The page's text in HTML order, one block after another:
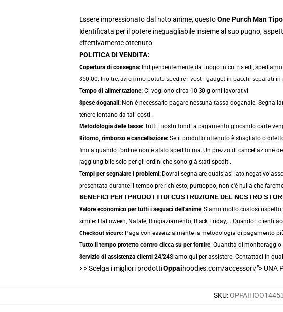
Essere impressionato dal noto anime, questoOne Punch Man
Identificata per il potere ineguagliabile insieme al suo pugno,
effettivamente ottenuto.
POLITICA DI VENDITA:
Copertura di consegna: Indipendentemente dal luogo in cui risiedi,
$50.00. Inoltre, avremmo potuto spedire i vostri gadget in pacchi separati
Tempo di alimentazione: Ci vogliono circa 10-30 giorni lavorativi
Spese doganali: Non è necessario pagare nessuna tassa doganale.
tenere lontano da tali costi.
Metodologia delle tasse: Tutti i nostri fondi a pagamento giocando carte
Ritorno, rimborso e cancellazione: Se il prodotto ottenuto è sbagliato o
fino a quando l'ordine non è stato spedito ma. Un prezzo di cancellazione
raggiungibile solo per gli ordini che sono già stati spediti.
Tempi per segnalare i problemi: Dovrai segnalare qualsiasi lato negativo
presentata durante il tempo pre-richiesto, purtroppo, non c'è nulla che
BENEFICI PER I PRODOTTI DI COSTRUZIONE DEL NOSTRO
Valore economico per tutti i seguaci dell'anime: Siamo molto costosi rispetto
simile: Halloween, Natale, Ringraziamento, Black Friday,... Quando i clienti
Checkout sicuro: Paga con essenzialmente la metodologia di pagamento
Tutto il tempo protetto contro clicca su per fornire: Quantità di monitoraggio
Servizio di assistenza clienti 24/24Siamo qui per assistere. Contattaci in
> >Scelga i migliori prodottiOppaihoodies.com/accessori/"> UNA
SKU: